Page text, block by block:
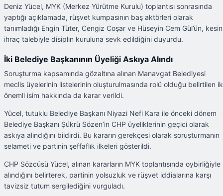
Deniz Yücel, MYK (Merkez Yürütme Kurulu) toplantısı sonrasında
yaptığı açıklamada, rüşvet kumpasının baş aktörleri olarak
tanımladığı Engin Tüter, Cengiz Coşar ve Hüseyin Cem Gül’ün, kesin
ihraç talebiyle disiplin kuruluna sevk edildiğini duyurdu.
İki Belediye Başkanının Üyeliği Askıya Alındı
Soruşturma kapsamında gözaltına alınan Manavgat Belediyesi
meclis üyelerinin listelerinin oluşturulmasında rolü olduğu belirtilen
önemli isim hakkında da karar verildi.
Yücel, tutuklu Belediye Başkanı Niyazi Nefi Kara ile önceki dönem
Belediye Başkanı Şükrü Sözen’in CHP üyeliklerinin geçici olarak
askıya alındığını bildirdi. Bu kararın gerekçesi olarak soruşturmanın
selameti ve partinin şeffaflık ilkeleri gösterildi.
CHP Sözcüsü Yücel, alınan kararların MYK toplantısında oybirliğiyle
alındığını belirterek, partinin yolsuzluk ve rüşvet iddialarına karşı
tavizsiz tutum sergilediğini vurguladı.